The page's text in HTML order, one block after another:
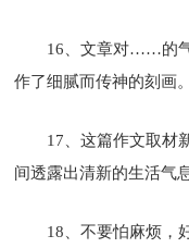
16、文章对……的
作了细腻而传神的刻画。
17、这篇作文取材
间透露出清新的生活气
18、不要怕麻烦